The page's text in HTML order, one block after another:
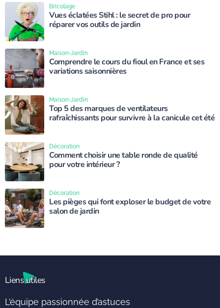
Vues éclatées Stihl : le secret de pro pour
réparer vos outils de jardin
Bricolage
Comprendre le cours du fioul en France et ses
variations saisonnières
Maison-Jardin
Top 5 des marques de ventilateurs
rafraîchissants pour survivre à la canicule cet été
Maison-Jardin
Comment choisir une table ronde de qualité
pour votre intérieur ?
Décoration
Les pièges qui font exploser le budget de votre
salon de jardin
Décoration
Liens utiles
L’équipe passionnée d’astuces